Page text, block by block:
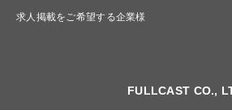
求人掲載をご希望する企業様
FULLCAST CO.,